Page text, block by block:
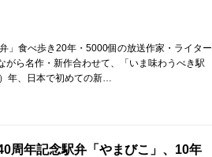
」食べ歩き20年・5000個の放送作家・ライター
がら名作・新作合わせて、「いま味わうべき駅
年、日本で初めての新…
周年記念駅弁「やまびこ」、10年